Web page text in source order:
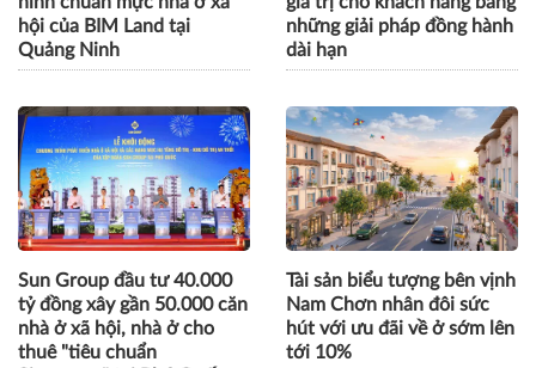
hội của BIM Land tại
Quảng Ninh
những giải pháp đồng hành
dài hạn
Sun Group đầu tư 40.000
tỷ đồng xây gần 50.000 căn
nhà ở xã hội, nhà ở cho
thuê "tiêu chuẩn
Tài sản biểu tượng bên vịnh
Nam Chơn nhân đôi sức
hút với ưu đãi về ở sớm lên
tới 10%